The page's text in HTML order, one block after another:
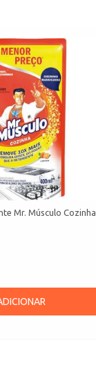
Mr. Músculo Cozinha